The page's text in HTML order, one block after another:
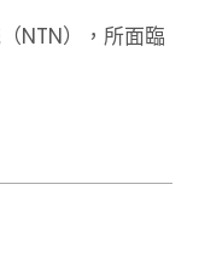
NTN），所面臨